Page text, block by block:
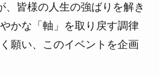
、皆様の人生の強ばりを解き
かな「軸」を取り戻す調律
願い、このイベントを企画